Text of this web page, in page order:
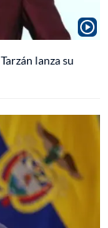
lanza su